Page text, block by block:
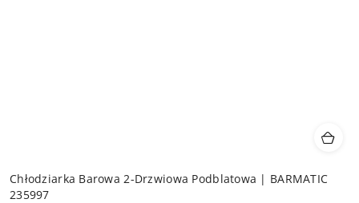
Chłodziarka Barowa 2-Drzwiowa Podblatowa | BARMATIC
235997